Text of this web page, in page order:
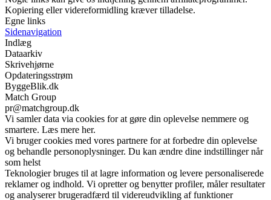
Kopiering eller videreformidling kræver tilladelse.
Egne links
Sidenavigation
Indlæg
Dataarkiv
Skrivehjørne
Opdateringsstrøm
ByggeBlik.dk
Match Group
pr@matchgroup.dk
Vi samler data via cookies for at gøre din oplevelse nemmere og
smartere. Læs mere her.
Vi bruger cookies med vores partnere for at forbedre din oplevelse
og behandle personoplysninger. Du kan ændre dine indstillinger når
som helst
Teknologier bruges til at lagre information og levere personaliserede
reklamer og indhold. Vi opretter og benytter profiler, måler resultater
og analyserer brugeradfærd til videreudvikling af funktioner